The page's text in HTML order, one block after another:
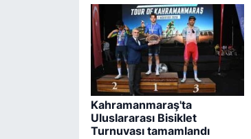
Kahramanmaraş'ta
Uluslararası Bisiklet
Turnuvası tamamlandı